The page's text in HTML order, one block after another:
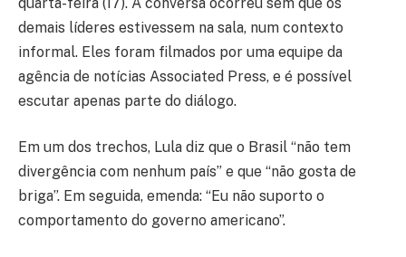
demais líderes estivessem na sala, num contexto
informal. Eles foram filmados por uma equipe da
agência de notícias Associated Press, e é possível
escutar apenas parte do diálogo.
Em um dos trechos, Lula diz que o Brasil “não tem
divergência com nenhum país” e que “não gosta de
briga”. Em seguida, emenda: “Eu não suporto o
comportamento do governo americano”.